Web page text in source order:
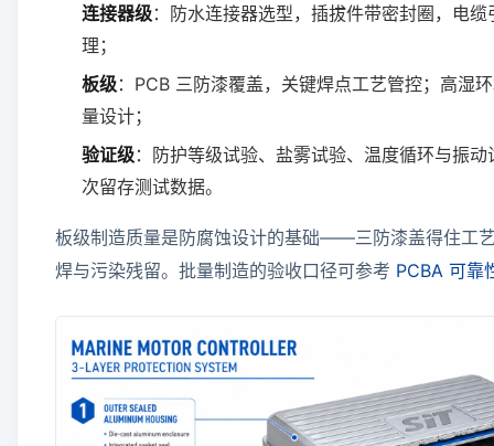
连接器级：防水连接器选型，插拔件带密封圈，电
理；
板级：PCB 三防漆覆盖，关键焊点工艺管控；高湿
量设计；
验证级：防护等级试验、盐雾试验、温度循环与振
次留存测试数据。
板级制造质量是防腐蚀设计的基础——三防漆盖得住工
焊与污染残留。批量制造的验收口径可参考 PCBA 可靠